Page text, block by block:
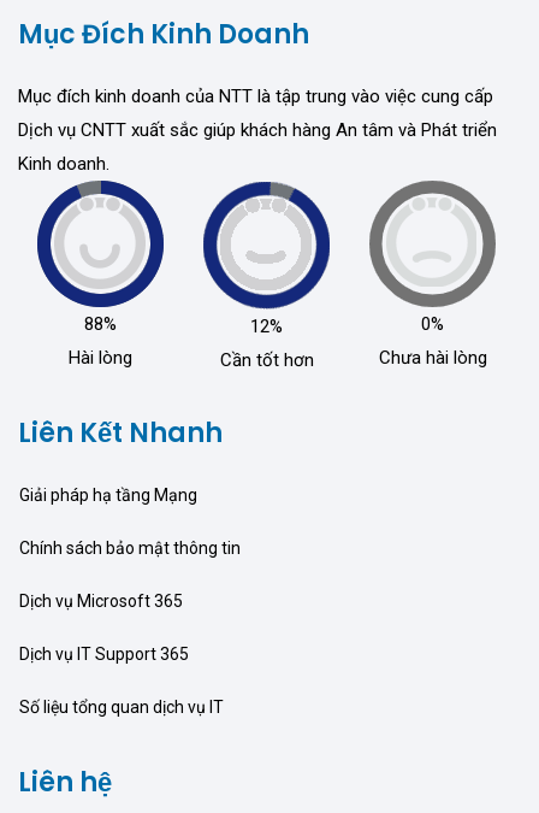
Mục Đích Kinh Doanh
Mục đích kinh doanh của NTT là tập trung vào việc cung cấp
Dịch vụ CNTT xuất sắc giúp khách hàng An tâm và Phát triển
Kinh doanh.
88%
Hài lòng
12%
Cần tốt hơn
0%
Chưa hài lòng
Liên Kết Nhanh
Giải pháp hạ tầng Mạng
Chính sách bảo mật thông tin
Dịch vụ Microsoft 365
Dịch vụ IT Support 365
Số liệu tổng quan dịch vụ IT
Liên hệ